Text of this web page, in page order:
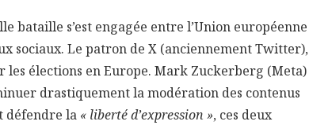
bataille s’est engagée entre l’Union européenne
sociaux. Le patron de X (anciennement Twitter),
les élections en Europe. Mark Zuckerberg (Meta)
drastiquement la modération des contenus
défendre la « liberté d’expression », ces deux